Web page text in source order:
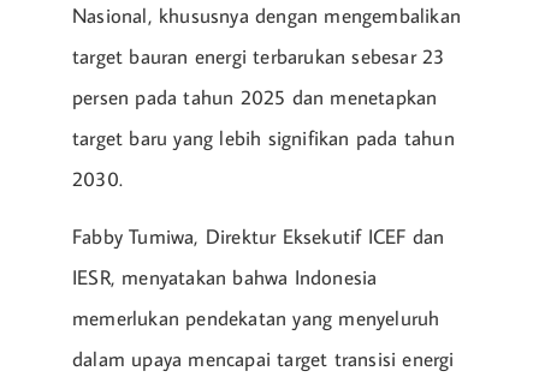
Nasional, khususnya dengan mengembalikan
target bauran energi terbarukan sebesar 23
persen pada tahun 2025 dan menetapkan
target baru yang lebih signifikan pada tahun
2030.
Fabby Tumiwa, Direktur Eksekutif ICEF dan
IESR, menyatakan bahwa Indonesia
memerlukan pendekatan yang menyeluruh
dalam upaya mencapai target transisi energi